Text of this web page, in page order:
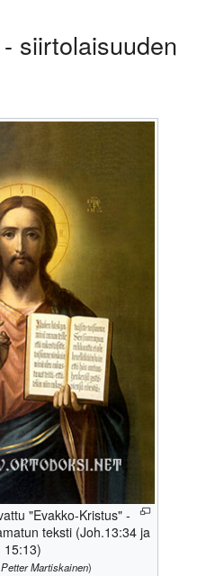
siirtolaisuuden
"Evakko-Kristus" -
teksti (Joh.13:34 ja
15:13)
Martiskainen)